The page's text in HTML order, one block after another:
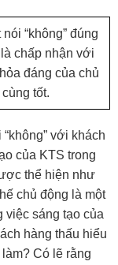
“không” đúng
chấp nhận với
đáng của chủ
tốt.
với khách
của KTS trong
thể hiện như
chủ động là một
việc sáng tạo của
hàng thấu hiểu
Có lẽ rằng